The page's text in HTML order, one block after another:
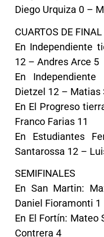
Diego Urquiza 0 –
CUARTOS DE FINAL
En Independiente
12 – Andres Arce 5
En Independiente
Dietzel 12 – Matias
En El Progreso
Franco Farias 11
En Estudiantes
Santarossa 12 –
SEMIFINALES
En San Martin:
Daniel Fioramonti 1
En El Fortín: Mateo
Contrera 4